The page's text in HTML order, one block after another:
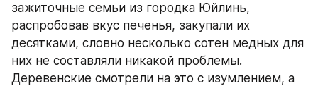
зажиточные семьи из городка Юйлинь,
распробовав вкус печенья, закупали их
десятками, словно несколько сотен медных для
них не составляли никакой проблемы.
Деревенские смотрели на это с изумлением, а